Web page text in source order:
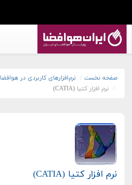
صفحه نخست
نرم‌افزارهای کاربردی در هوافضا
نرم افزار کتیا (CATIA)
نرم افزار کتیا (CATIA)